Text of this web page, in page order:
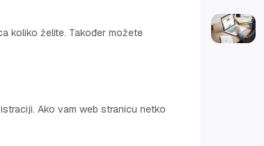
koliko želite. Također možete
Ako vam web stranicu netko